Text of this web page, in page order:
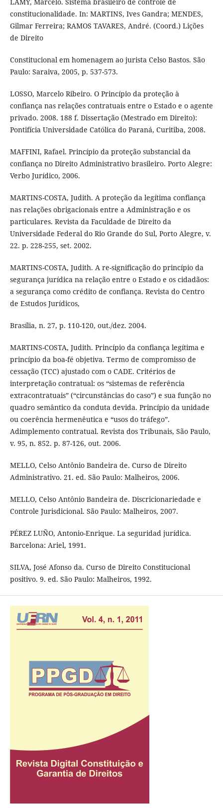
constitucionalidade. In: MARTINS, Ives Gandra; MENDES,
Gilmar Ferreira; RAMOS TAVARES, André. (Coord.) Lições
de Direito
Constitucional em homenagem ao jurista Celso Bastos. São
Paulo: Saraiva, 2005, p. 537-573.
LOSSO, Marcelo Ribeiro. O Princípio da proteção à
confiança nas relações contratuais entre o Estado e o agente
privado. 2008. 188 f. Dissertação (Mestrado em Direito):
Pontifícia Universidade Católica do Paraná, Curitiba, 2008.
MAFFINI, Rafael. Princípio da proteção substancial da
confiança no Direito Administrativo brasileiro. Porto Alegre:
Verbo Jurídico, 2006.
MARTINS-COSTA, Judith. A proteção da legítima confiança
nas relações obrigacionais entre a Administração e os
particulares. Revista da Faculdade de Direito da
Universidade Federal do Rio Grande do Sul, Porto Alegre, v.
22. p. 228-255, set. 2002.
MARTINS-COSTA, Judith. A re-significação do princípio da
segurança jurídica na relação entre o Estado e os cidadãos:
a segurança como crédito de confiança. Revista do Centro
de Estudos Jurídicos,
Brasília, n. 27, p. 110-120, out./dez. 2004.
MARTINS-COSTA, Judith. Princípio da confiança legítima e
princípio da boa-fé objetiva. Termo de compromisso de
cessação (TCC) ajustado com o CADE. Critérios de
interpretação contratual: os “sistemas de referência
extracontratuais” (“circunstâncias do caso”) e sua função no
quadro semântico da conduta devida. Princípio da unidade
ou coerência hermenêutica e “usos do tráfego”.
Adimplemento contratual. Revista dos Tribunais, São Paulo,
v. 95, n. 852. p. 87-126, out. 2006.
MELLO, Celso Antônio Bandeira de. Curso de Direito
Administrativo. 21. ed. São Paulo: Malheiros, 2006.
MELLO, Celso Antônio Bandeira de. Discricionariedade e
Controle Jurisdicional. São Paulo: Malheiros, 2007.
PÉREZ LUÑO, Antonio-Enrique. La seguridad jurídica.
Barcelona: Ariel, 1991.
SILVA, José Afonso da. Curso de Direito Constitucional
positivo. 9. ed. São Paulo: Malheiros, 1992.